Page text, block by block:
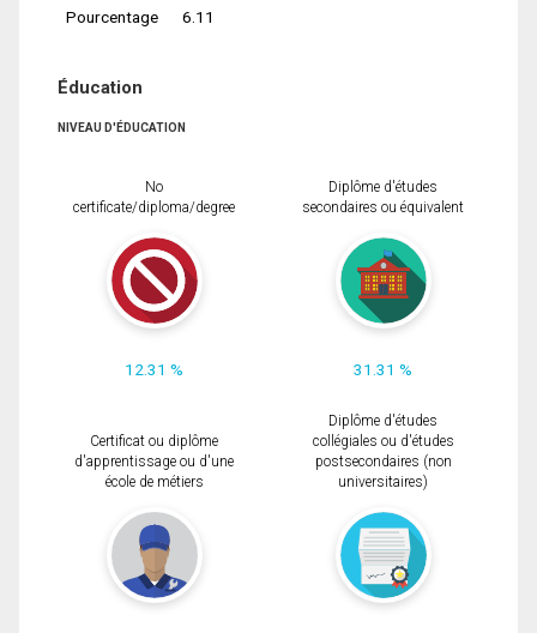
Pourcentage
6.11
Éducation
NIVEAU D'ÉDUCATION
No
certificate/diploma/degree
12.31 %
Diplôme d'études
secondaires ou équivalent
31.31 %
Certificat ou diplôme
d'apprentissage ou d'une
école de métiers
Diplôme d'études
collégiales ou d'études
postsecondaires (non
universitaires)